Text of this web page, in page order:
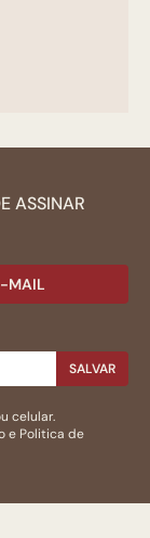
ASSINAR
MAIL
SALVAR
celular.
e Politica de